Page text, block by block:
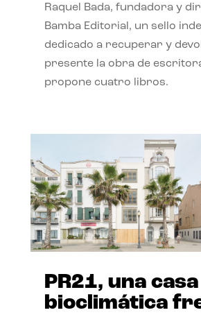
Raquel Bada, fundadora y
Bamba Editorial, un sello
dedicado a recuperar y
presente la obra de
propone cuatro libros.
PR21, una casa
bioclimática